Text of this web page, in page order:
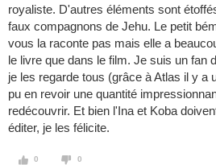
royaliste. D'autres éléments sont
faux compagnons de Jehu. Le petit
vous la raconte pas mais elle a
le livre que dans le film. Je suis un fan
je les regarde tous (grâce à Atlas il y a
pu en revoir une quantité
redécouvrir. Et bien l'Ina et Koba
éditer, je les félicite.
0 0